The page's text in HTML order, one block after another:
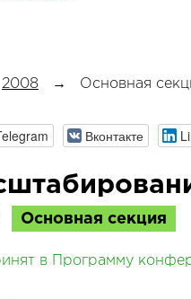
2008 → Основная
Вконтакте
Основная секция
в Программу